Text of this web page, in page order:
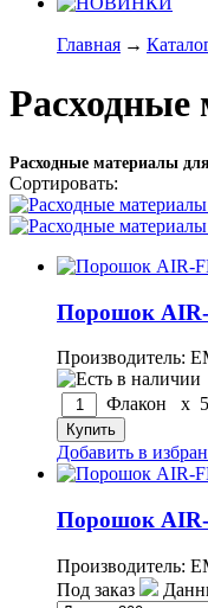
Главная →
Расходные
Расходные материалы
Сортировать:
Порошок AIR-
Производитель:
Флакон x
Добавить в
Порошок AIR-
Производитель:
Под заказ